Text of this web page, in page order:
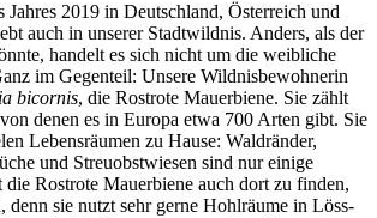
Jahres 2019 in Deutschland, Österreich und
auch in unserer Stadtwildnis. Anders, als der
handelt es sich nicht um die weibliche
im Gegenteil: Unsere Wildnisbewohnerin
bicornis, die Rostrote Mauerbiene. Sie zählt
denen es in Europa etwa 700 Arten gibt. Sie
Lebensräumen zu Hause: Waldränder,
und Streuobstwiesen sind nur einige
Rostrote Mauerbiene auch dort zu finden,
denn sie nutzt sehr gerne Hohlräume in Löss-